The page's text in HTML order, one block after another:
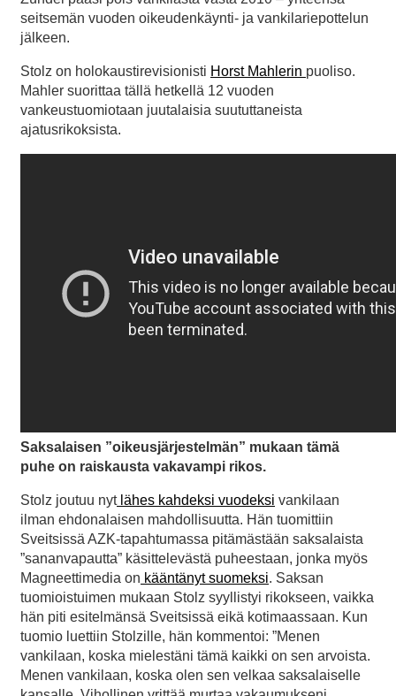
seitsemän vuoden oikeudenkäynti- ja vankilariepottelun
jälkeen.
Stolz on holokaustirevisionisti Horst Mahlerin puoliso.
Mahler suorittaa tällä hetkellä 12 vuoden
vankeustuomiotaan juutalaisia suututtaneista
ajatusrikoksista.
Saksalaisen ”oikeusjärjestelmän” mukaan tämä
puhe on raiskausta vakavampi rikos.
Stolz joutuu nytlähes kahdeksi vuodeksi vankilaan
ilman ehdonalaisen mahdollisuutta. Hän tuomittiin
Sveitsissä AZK-tapahtumassa pitämästään saksalaista
”sananvapautta” käsittelevästä puheestaan, jonka myös
Magneettimedia on kääntänyt suomeksi. Saksan
tuomioistuimen mukaan Stolz syyllistyi rikokseen, vaikka
hän piti esitelmänsä Sveitsissä eikä kotimaassaan. Kun
tuomio luettiin Stolzille, hän kommentoi: ”Menen
vankilaan, koska mielestäni tämä kaikki on sen arvoista.
Menen vankilaan, koska olen sen velkaa saksalaiselle